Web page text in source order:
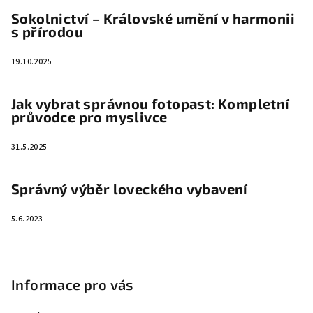
Sokolnictví – Královské umění v harmonii
s přírodou
19.10.2025
Jak vybrat správnou fotopast: Kompletní
průvodce pro myslivce
31.5.2025
Správný výběr loveckého vybavení
5.6.2023
Informace pro vás